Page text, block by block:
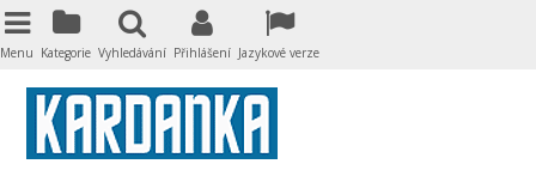
Menu Kategorie Vyhledávání Přihlášení Jazykové verze